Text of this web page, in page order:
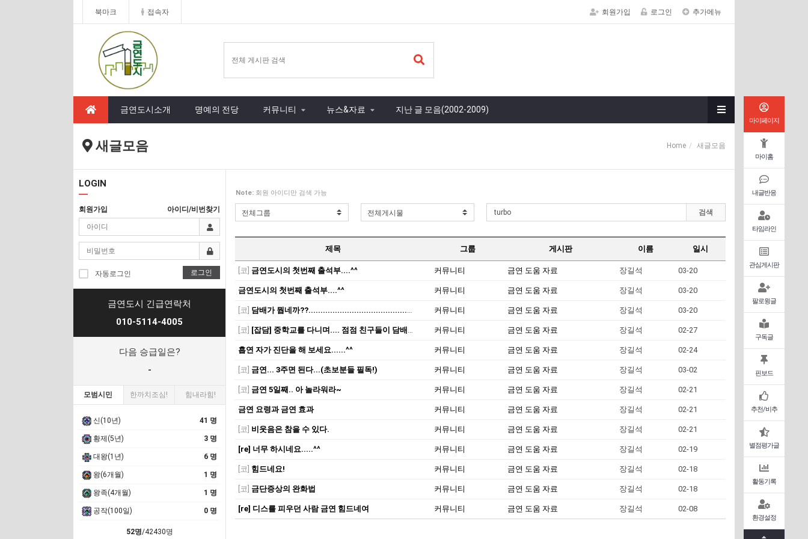
북마크 접속자 회원가입 로그인 추가메뉴
금연도시소개 명예의 전당 커뮤니티 뉴스&자료 지난 글 모음(2002-2009)
새글모음 Home 새글모음
마이페이지
마이홈
내글반응
타임라인
관심게시판
팔로윙글
구독글
핀보드
추천/비추
별점평가글
활동기록
환경설정
LOGIN
회원가입 아이디/비번찾기
자동로그인 로그인
금연도시 긴급연락처
010-5114-4005
다음 승급일은?
-
모범시민 한까치조심! 힘내라힘!
신(10년) 41 명
황제(5년) 3 명
대왕(1년) 6 명
왕(6개월) 1 명
왕족(4개월) 1 명
공작(100일) 0 명
52명/42430명
Note: 회원 아이디만 검색 가능
검색
제목 그룹 게시판 이름 일시
[코] 금연도시의 첫번째 출석부....^^ 커뮤니티 금연 도움 자료 장길석 03-20
금연도시의 첫번째 출석부....^^ 커뮤니티 금연 도움 자료 장길석 03-20
[코] 담배가 뭡네까??.........................................시간대별 금단현상 커뮤니티 금연 도움 자료 장길석 03-20
[코] [잡담] 중학교를 다니며.... 점점 친구들이 담배를 피기 시작하네여...... 커뮤니티 금연 도움 자료 장길석 02-27
흡연 자가 진단을 해 보세요......^^ 커뮤니티 금연 도움 자료 장길석 02-24
[코] 금연... 3주면 된다...(초보분들 필독!) 커뮤니티 금연 도움 자료 장길석 03-02
[코] 금연 5일째.. 아 놀라워라~ 커뮤니티 금연 도움 자료 장길석 02-21
금연 요령과 금연 효과 커뮤니티 금연 도움 자료 장길석 02-21
[코] 비웃음은 참을 수 있다. 커뮤니티 금연 도움 자료 장길석 02-21
[re] 너무 하시네요.....^^ 커뮤니티 금연 도움 자료 장길석 02-19
[코] 힘드네요! 커뮤니티 금연 도움 자료 장길석 02-18
[코] 금단증상의 완화법 커뮤니티 금연 도움 자료 장길석 02-18
[re] 디스를 피우던 사람 금연 힘드네여 커뮤니티 금연 도움 자료 장길석 02-08